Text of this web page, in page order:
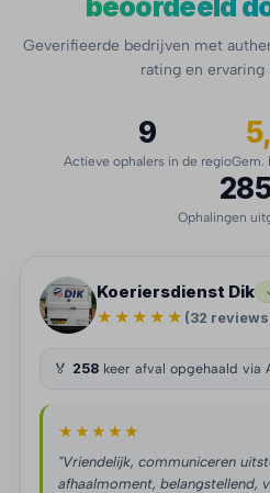
beoordeeld
Geverifieerde bedrijven met
rating en ervaring
9
Actieve ophalers in de regioGem.
Ophalingen
Koeriersdienst Dik
★★★★★ (32
🏅 258 keer afval opgehaald via
★★★★★
"Vriendelijk, communiceren
afhaalmoment, belangstellend,